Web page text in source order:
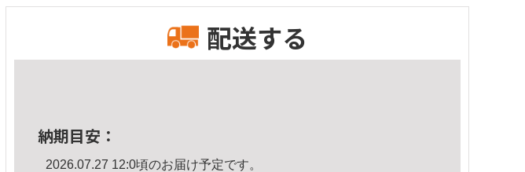
配送する
納期目安：
2026.07.27 12:0頃のお届け予定です。